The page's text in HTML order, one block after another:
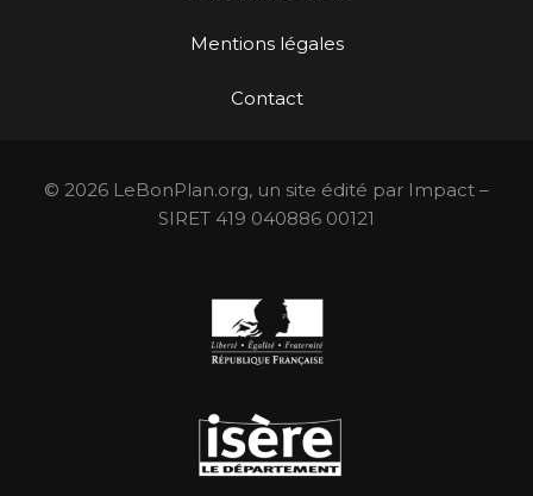
Mentions légales
Contact
© 2026 LeBonPlan.org, un site édité par Impact –
SIRET 419 040886 00121